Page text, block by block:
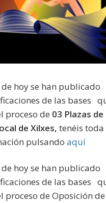
hoy se han publicado
de las bases
proceso de 03 Plazas de
de Xilxes, tenéis toda
pulsandoaquí
hoy se han publicado
de las bases
proceso de Oposición de